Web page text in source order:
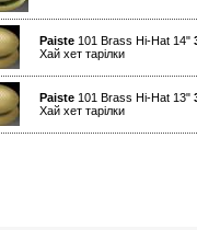
Paiste 101 Brass Hi-Hat 14"
Хай хет тарілки
Paiste 101 Brass Hi-Hat 13"
Хай хет тарілки